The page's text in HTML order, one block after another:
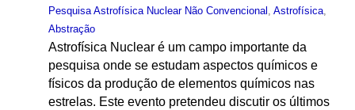
Pesquisa Astrofísica Nuclear Não Convencional , Astrofísica,
Abstração
Astrofísica Nuclear é um campo importante da
pesquisa onde se estudam aspectos químicos e
físicos da produção de elementos químicos nas
estrelas. Este evento pretendeu discutir os últimos